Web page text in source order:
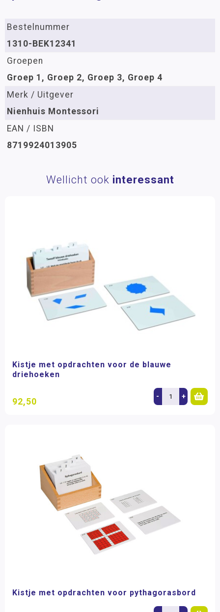
Bestelnummer
1310-BEK12341
Groepen
Groep 1, Groep 2, Groep 3, Groep 4
Merk / Uitgever
Nienhuis Montessori
EAN / ISBN
8719924013905
Wellicht ook interessant
Kistje met opdrachten voor de blauwe
driehoeken
92,50 - +
Kistje met opdrachten voor pythagorasbord